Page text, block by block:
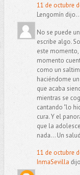
11 de octubre
Lengomín dijo...
No se puede
escribe algo.
este
momento
como un
haciéndome
que acaba
mientras se
cantando "lo
cura. Y el
que la
nada... Un
11 de octubre
InmaSevilla